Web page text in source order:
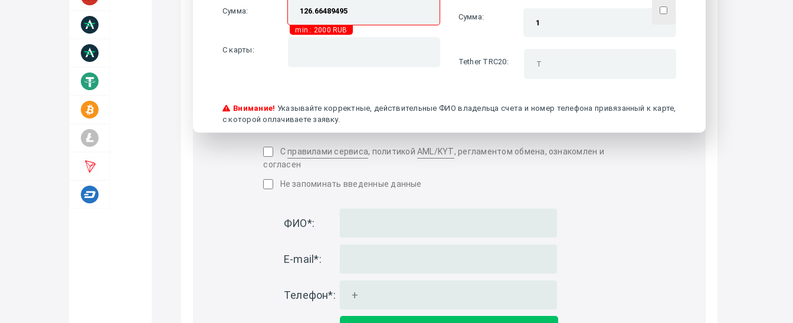
Сумма:
min.: 2000 RUB
С карты :
Сумма:
Tether TRC20:
Внимание! Указывайте корректные, действительные ФИО владельца счета и номер телефона привязанный к карте,
с которой оплачиваете заявку.
Не запоминать введенные данные
Справилами сервиса, политикойAML/KYT, регламентом обмена, ознакомлен и
согласен
ФИО*:
E-mail*:
Телефон*: